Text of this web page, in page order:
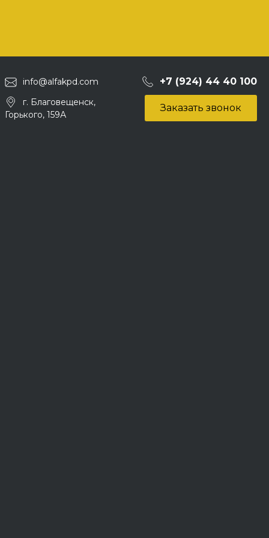
info@alfakpd.com +7 (924) 44 40 100
г. Благовещенск,
Горького, 159А
Заказать звонок